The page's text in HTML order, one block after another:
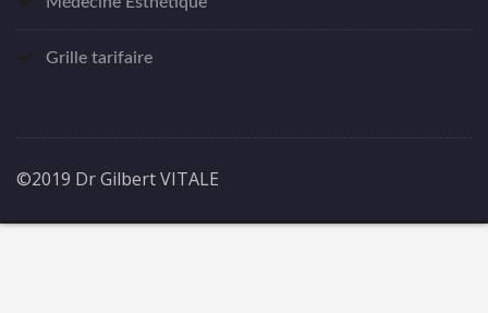
Grille tarifaire
©2019 Dr Gilbert VITALE